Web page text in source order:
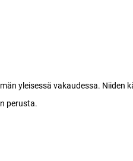
yleisessä vakaudessa. Niiden
perusta.